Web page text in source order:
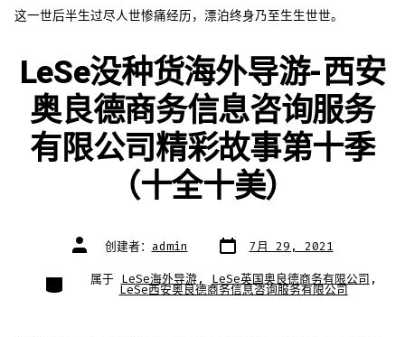
这一世后半生过尽人世惨痛经历，漂泊终身乃至生生世世。
LeSe没种货海外导游-西安
奥良德商务信息咨询服务
有限公司精彩故事第十季
（十全十美）
文
章 创建者： admin 文
章
期
7月 29, 2021
类
别
属于 LeSe海外导游, LeSe英国奥良德商务有限公司 ,
LeSe西安奥良德商务信息咨询服务有限公司